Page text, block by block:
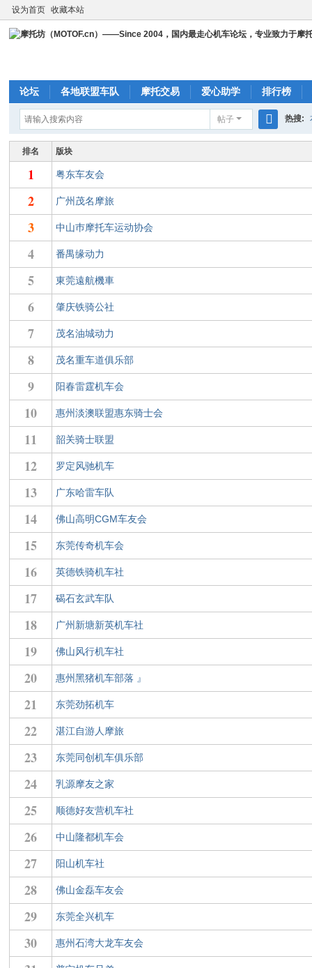
设为首页 收藏本站
论坛 各地联盟车队 摩托交易 爱心助学 排行榜
帖子
搜
索
热搜:
排名 版块
1 粤东车友会
2 广州茂名摩旅
3 中山巿摩托车运动协会
4 番禺缘动力
5 東莞遠航機車
6 肇庆铁骑公社
7 茂名油城动力
8 茂名重车道俱乐部
9 阳春雷霆机车会
10 惠州淡澳联盟惠东骑士会
11 韶关骑士联盟
12 罗定风驰机车
13 广东哈雷车队
14 佛山高明CGM车友会
15 东莞传奇机车会
16 英德铁骑机车社
17 碣石玄武车队
18 广州新塘新英机车社
19 佛山风行机车社
20 惠州黑猪机车部落 』
21 东莞劲拓机车
22 湛江自游人摩旅
23 东莞同创机车俱乐部
24 乳源摩友之家
25 顺德好友营机车社
26 中山隆都机车会
27 阳山机车社
28 佛山金磊车友会
29 东莞全兴机车
30 惠州石湾大龙车友会